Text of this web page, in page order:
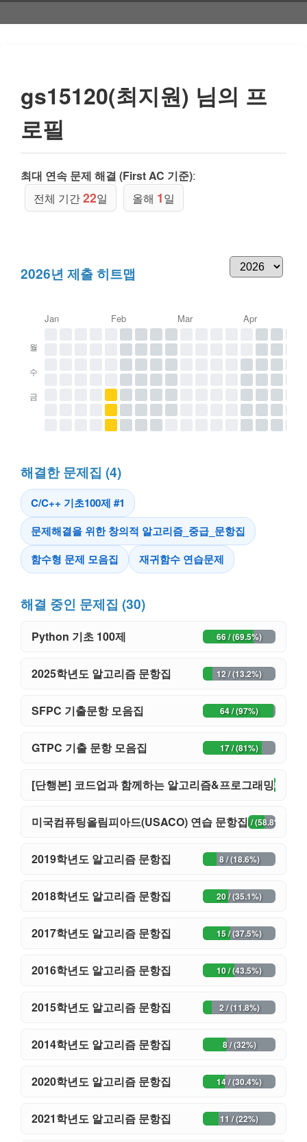
gs15120(최지원) 님의 프
로필
최대 연속 문제 해결 (First AC 기준):
전체 기간22일 올해 1일
2026년 제출 히트맵
Jan Feb Mar Apr
월
수
금
해결한 문제집 (4)
C/C++ 기초100제 #1
문제해결을 위한 창의적 알고리즘_중급_문항집
함수형 문제 모음집
재귀함수 연습문제
해결 중인 문제집 (30)
Python 기초 100제 66 / (69.5%)
2025학년도 알고리즘 문항집 12 / (13.2%)
SFPC 기출문항 모음집 64 / (97%)
GTPC 기출 문항 모음집 17 / (81%)
[단행본] 코드업과 함께하는 알고리즘&프로그래밍
42 / (84%)
미국컴퓨팅올림피아드(USACO) 연습 문항집30 / (58.8%)
2019학년도 알고리즘 문항집 8 / (18.6%)
2018학년도 알고리즘 문항집 20 / (35.1%)
2017학년도 알고리즘 문항집 15 / (37.5%)
2016학년도 알고리즘 문항집 10 / (43.5%)
2015학년도 알고리즘 문항집 2 / (11.8%)
2014학년도 알고리즘 문항집 8 / (32%)
2020학년도 알고리즘 문항집 14 / (30.4%)
2021학년도 알고리즘 문항집 11 / (22%)